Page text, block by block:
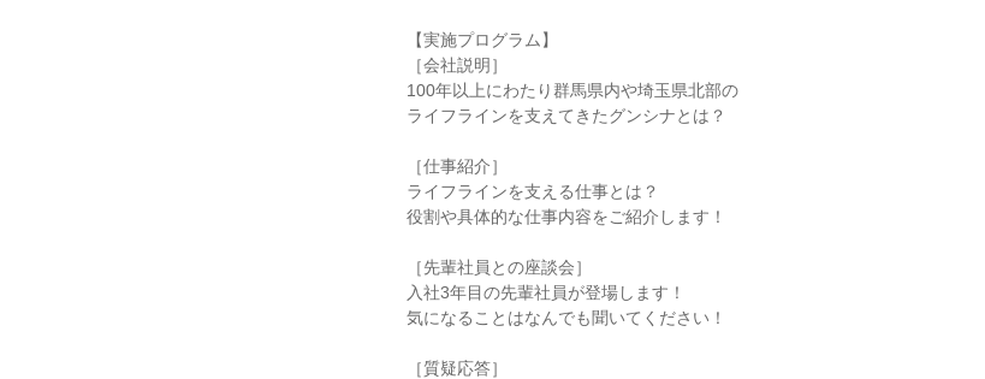
【実施プログラム】
［会社説明］
100年以上にわたり群馬県内や埼玉県北部の
ライフラインを支えてきたグンシナとは？
［仕事紹介］
ライフラインを支える仕事とは？
役割や具体的な仕事内容をご紹介します！
［先輩社員との座談会］
入社3年目の先輩社員が登場します！
気になることはなんでも聞いてください！
［質疑応答］